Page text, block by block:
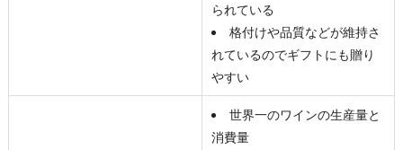
られている
格付けや品質などが維持さ
れているのでギフトにも贈り
やすい
世界一のワインの生産量と
消費量